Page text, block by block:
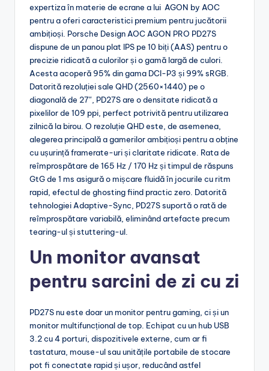
expertiza în materie de ecrane a lui AGON by AOC
pentru a oferi caracteristici premium pentru jucătorii
ambițioși. Porsche Design AOC AGON PRO PD27S
dispune de un panou plat IPS pe 10 biți (AAS) pentru o
precizie ridicată a culorilor și o gamă largă de culori.
Acesta acoperă 95% din gama DCI-P3 și 99% sRGB.
Datorită rezoluției sale QHD (2560×1440) pe o
diagonală de 27″, PD27S are o densitate ridicată a
pixelilor de 109 ppi, perfect potrivită pentru utilizarea
zilnică la birou. O rezoluție QHD este, de asemenea,
alegerea principală a gamerilor ambițioși pentru a obține
cu ușurință framerate-uri și claritate ridicate. Rata de
reîmprospătare de 165 Hz / 170 Hz și timpul de răspuns
GtG de 1 ms asigură o mișcare fluidă în jocurile cu ritm
rapid, efectul de ghosting fiind practic zero. Datorită
tehnologiei Adaptive-Sync, PD27S suportă o rată de
reîmprospătare variabilă, eliminând artefacte precum
tearing-ul și stuttering-ul.
Un monitor avansat
pentru sarcini de zi cu zi
PD27S nu este doar un monitor pentru gaming, ci și un
monitor multifuncțional de top. Echipat cu un hub USB
3.2 cu 4 porturi, dispozitivele externe, cum ar fi
tastatura, mouse-ul sau unitățile portabile de stocare
pot fi conectate rapid și ușor, reducând astfel